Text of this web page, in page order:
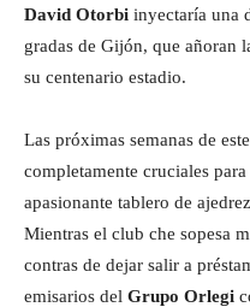
David Otorbi inyectaría una
gradas de Gijón, que añoran
su centenario estadio.
Las próximas semanas de
completamente cruciales
apasionante tablero de
Mientras el club che sopesa
contras de dejar salir a
emisarios del Grupo Orlegi